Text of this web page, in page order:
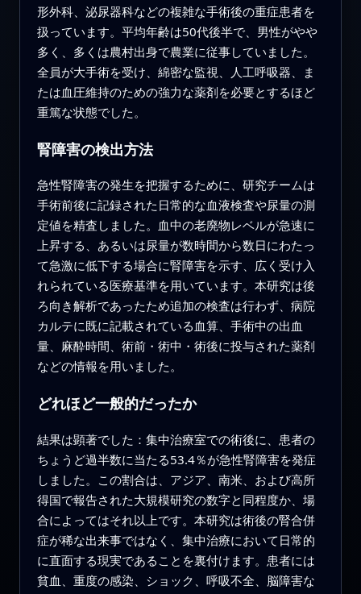
形外科、泌尿器科などの複雑な手術後の重症患者を
扱っています。平均年齢は50代後半で、男性がやや
多く、多くは農村出身で農業に従事していました。
全員が大手術を受け、綿密な監視、人工呼吸器、ま
たは血圧維持のための強力な薬剤を必要とするほど
重篤な状態でした。
腎障害の検出方法
急性腎障害の発生を把握するために、研究チームは
手術前後に記録された日常的な血液検査や尿量の測
定値を精査しました。血中の老廃物レベルが急速に
上昇する、あるいは尿量が数時間から数日にわたっ
て急激に低下する場合に腎障害を示す、広く受け入
れられている医療基準を用いています。本研究は後
ろ向き解析であったため追加の検査は行わず、病院
カルテに既に記載されている血算、手術中の出血
量、麻酔時間、術前・術中・術後に投与された薬剤
などの情報を用いました。
どれほど一般的だったか
結果は顕著でした：集中治療室での術後に、患者の
ちょうど過半数に当たる53.4％が急性腎障害を発症
しました。この割合は、アジア、南米、および高所
得国で報告された大規模研究の数字と同程度か、場
合によってはそれ以上です。本研究は術後の腎合併
症が稀な出来事ではなく、集中治療において日常的
に直面する現実であることを裏付けます。患者には
貧血、重度の感染、ショック、呼吸不全、脳障害な